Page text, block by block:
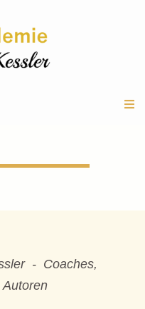
- Coaches,
Autoren